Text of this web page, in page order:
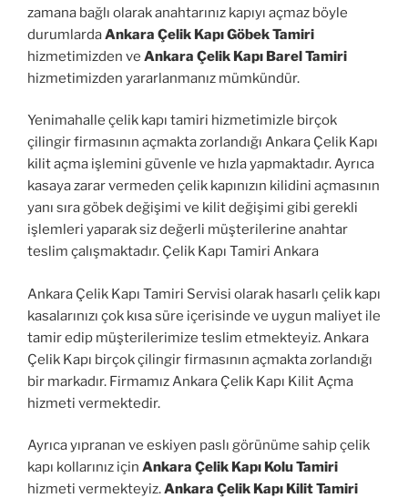
zamana bağlı olarak anahtarınız kapıyı açmaz böyle
durumlardaAnkara Çelik Kapı Göbek Tamiri
hizmetimizden ve Ankara Çelik Kapı Barel Tamiri
hizmetimizden yararlanmanız mümkündür.
Yenimahalle çelik kapı tamiri hizmetimizle birçok
çilingir firmasının açmakta zorlandığı Ankara Çelik Kapı
kilit açma işlemini güvenle ve hızla yapmaktadır. Ayrıca
kasaya zarar vermeden çelik kapınızın kilidini açmasının
yanı sıra göbek değişimi ve kilit değişimi gibi gerekli
işlemleri yaparak siz değerli müşterilerine anahtar
teslim çalışmaktadır. Çelik Kapı Tamiri Ankara
Ankara Çelik Kapı Tamiri Servisi olarak hasarlı çelik kapı
kasalarınızı çok kısa süre içerisinde ve uygun maliyet ile
tamir edip müşterilerimize teslim etmekteyiz. Ankara
Çelik Kapı birçok çilingir firmasının açmakta zorlandığı
bir markadır. Firmamız Ankara Çelik Kapı Kilit Açma
hizmeti vermektedir.
Ayrıca yıpranan ve eskiyen paslı görünüme sahip çelik
kapı kollarınız için Ankara Çelik Kapı Kolu Tamiri
hizmeti vermekteyiz.Ankara Çelik Kapı Kilit Tamiri